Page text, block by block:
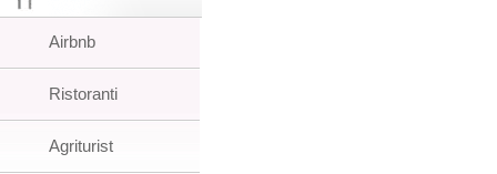
Airbnb
Ristoranti
Agriturist